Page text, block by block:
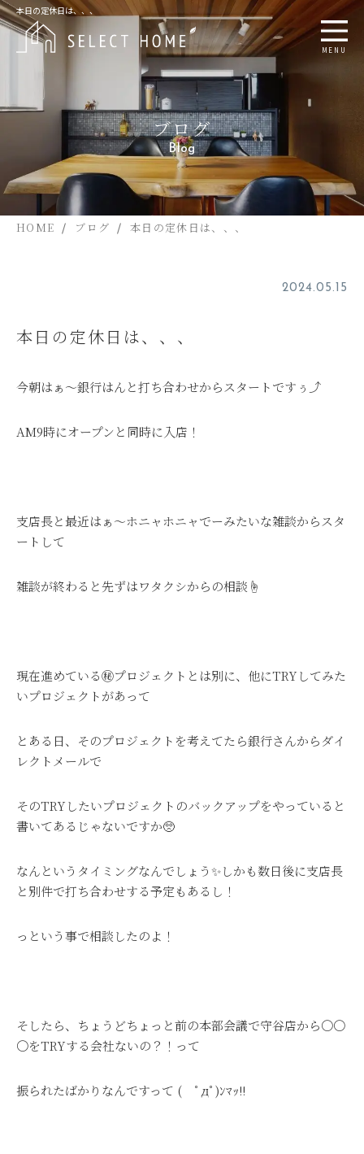
本日の定休日は、、、
MENU
ブログ
Blog
HOME ブログ 本日の定休日は、、、
2024.05.15
本日の定休日は、、、
今朝はぁ～銀行はんと打ち合わせからスタートですぅ⤴
AM9時にオープンと同時に入店！
支店長と最近はぁ～ホニャホニャでーみたいな雑談からスタ
ートして
雑談が終わると先ずはワタクシからの相談☝
現在進めている㊙プロジェクトとは別に、他にTRYしてみた
いプロジェクトがあって
とある日、そのプロジェクトを考えてたら銀行さんからダイ
レクトメールで
そのTRYしたいプロジェクトのバックアップをやっていると
書いてあるじゃないですか🥺
なんというタイミングなんでしょう✨しかも数日後に支店長
と別件で打ち合わせする予定もあるし！
っという事で相談したのよ！
そしたら、ちょうどちょっと前の本部会議で守谷店から〇〇
〇をTRYする会社ないの？！って
振られたばかりなんですって ( ﾟдﾟ)ﾝﾏｯ!!